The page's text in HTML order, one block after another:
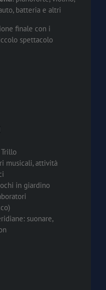
batteria e altri
finale con i
spettacolo
musicali, attività
in giardino
suonare,